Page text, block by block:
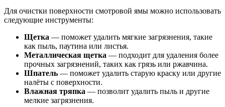
Для очистки поверхности смотровой ямы можно использовать
следующие инструменты:
Щетка — поможет удалить мягкие загрязнения, такие
как пыль, паутина или листья.
Металлическая щетка — подходит для удаления более
прочных загрязнений, таких как грязь или ржавчина.
Шпатель — поможет удалить старую краску или другие
налёты с поверхности.
Влажная тряпка — позволит удалить пыль и другие
мелкие загрязнения.